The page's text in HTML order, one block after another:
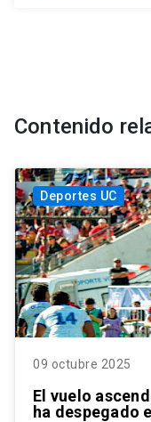
Contenido
Deportes UC
09 octubre 2025
El vuelo
ha despegado